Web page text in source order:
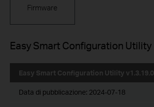
Firmware
Easy Smart Configuration Utility
Easy Smart Configuration Utility v1.3.19.0
Data di pubblicazione: 2024-07-18